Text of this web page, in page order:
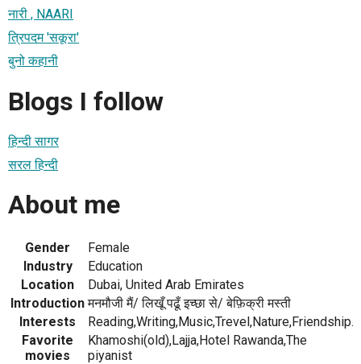
नारी , NAARI
त्रिपदम 'सकूरा'
बुनो कहानी
Blogs I follow
हिन्दी सागर
सरल हिन्दी
About me
Gender
Female
Industry
Education
Location
Dubai, United Arab Emirates
Introduction मनमौजी मैं/ लिखूँ पढूँ इच्छा से/ बेफ़िक्री मस्ती
Interests
Reading,Writing,Music,Trevel,Nature,Friendship.
Favorite
movies
Khamoshi(old),Lajja,Hotel Rawanda,The
piyanist